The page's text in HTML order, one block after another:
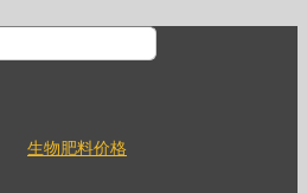
生物肥料价格